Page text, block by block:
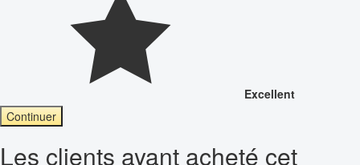
Excellent
Continuer
Les clients ayant acheté cet